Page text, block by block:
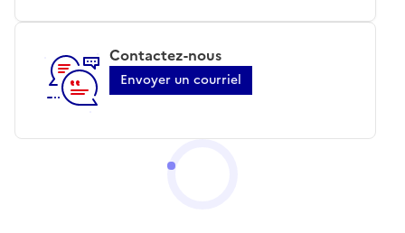
Contactez-nous
Envoyer un courriel